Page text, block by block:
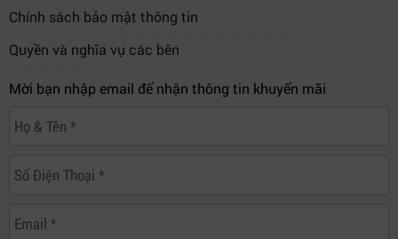
Chính sách bảo mật thông tin
Quyền và nghĩa vụ các bên
Mời bạn nhập email để nhận thông tin khuyến mãi